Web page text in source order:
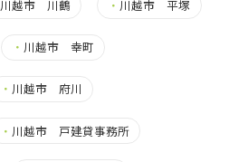
川越市 川鶴 ・ 川越市 平塚
・ 川越市 幸町
・ 川越市 府川
・ 川越市 戸建貸事務所